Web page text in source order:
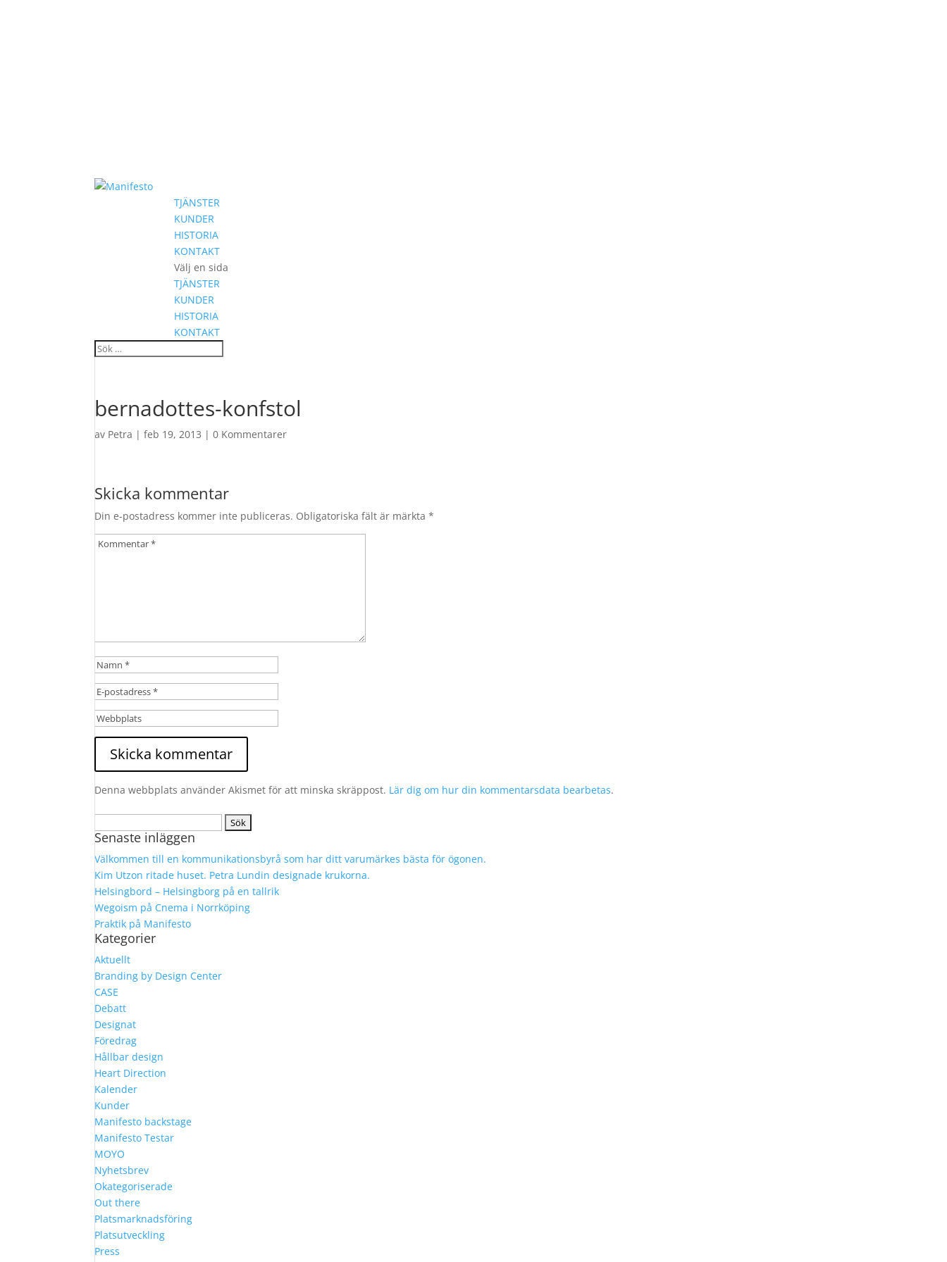
TJÄNSTER
KUNDER
HISTORIA
KONTAKT
Välj en sida
TJÄNSTER
KUNDER
HISTORIA
KONTAKT
bernadottes-konfstol
av Petra |feb 19, 2013 |0 Kommentarer
Skicka kommentar
Din e-postadress kommer inte publiceras. Obligatoriska fält är märkta*
Denna webbplats använder Akismet för att minska skräppost. Lär dig om hur din kommentarsdata bearbetas.
efter:
Senaste inläggen
Välkommen till en kommunikationsbyrå som har ditt varumärkes bästa för ögonen.
Kim Utzon ritade huset. Petra Lundin designade krukorna.
Helsingbord – Helsingborg på en tallrik
Wegoism på Cnema i Norrköping
Praktik på Manifesto
Kategorier
Aktuellt
Branding by Design Center
CASE
Debatt
Designat
Föredrag
Hållbar design
Heart Direction
Kalender
Kunder
Manifesto backstage
Manifesto Testar
MOYO
Nyhetsbrev
Okategoriserade
Out there
Platsmarknadsföring
Platsutveckling
Press